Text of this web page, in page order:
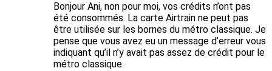
Bonjour Ani, non pour moi, vos crédits n’ont pas
été consommés. La carte Airtrain ne peut pas
être utilisée sur les bornes du métro classique. Je
pense que vous avez eu un message d’erreur vous
indiquant qu’il n’y avait pas assez de crédit pour le
métro classique.